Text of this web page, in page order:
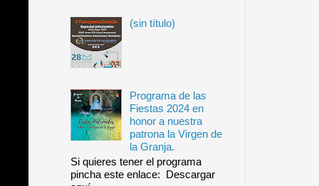
(sin título)
Programa de las
Fiestas 2024 en
honor a nuestra
patrona la Virgen de
la Granja.
Si quieres tener el programa
pincha este enlace: Descargar